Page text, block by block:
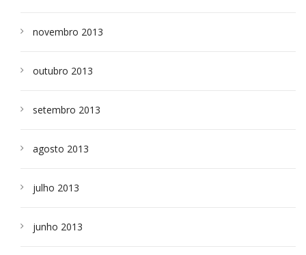
novembro 2013
outubro 2013
setembro 2013
agosto 2013
julho 2013
junho 2013